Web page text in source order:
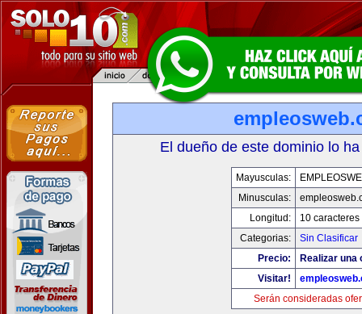
El dueño de este dominio lo
Mayusculas:
Minusculas:
Longitud:
10 caracteres
Categorias:
Sin Clasificar
Precio:
Realizar una
Visitar!
Serán consideradas